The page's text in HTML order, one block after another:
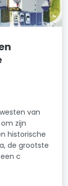
van
zijn
historische
de grootste
c